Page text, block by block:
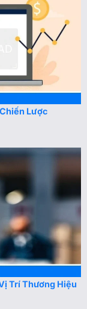
Lược
Trí Thương Hiệu